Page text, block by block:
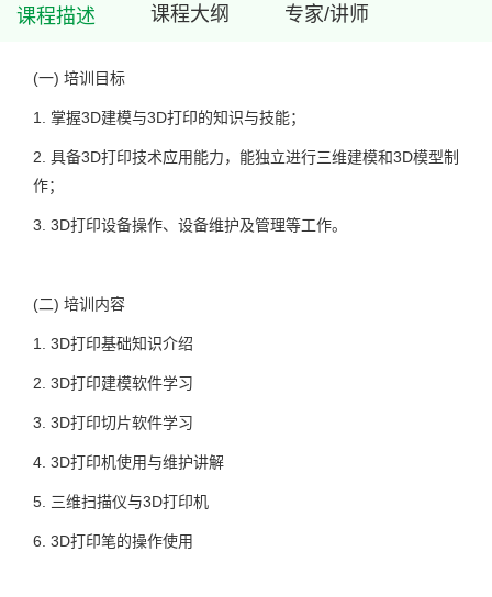
课程描述 课程大纲 专家/讲师
(一) 培训目标
1. 掌握3D建模与3D打印的知识与技能；
2. 具备3D打印技术应用能力，能独立进行三维建模和3D模型制
作；
3. 3D打印设备操作、设备维护及管理等工作。
(二) 培训内容
1. 3D打印基础知识介绍
2. 3D打印建模软件学习
3. 3D打印切片软件学习
4. 3D打印机使用与维护讲解
5. 三维扫描仪与3D打印机
6. 3D打印笔的操作使用